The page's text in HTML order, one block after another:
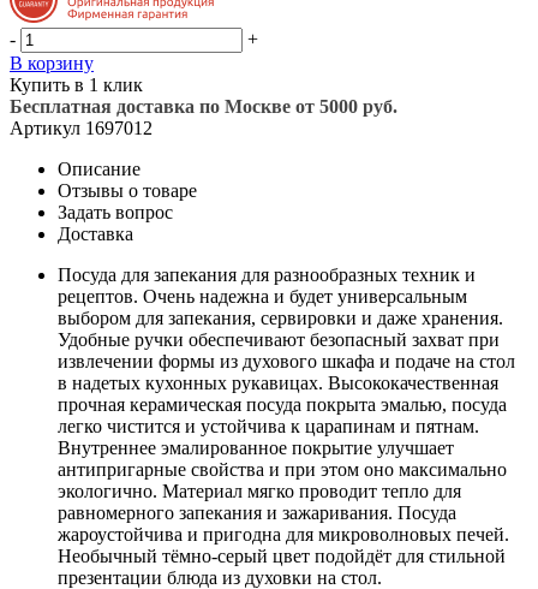
-
+
В корзину
Купить в 1 клик
Бесплатная доставка по Москве от 5000 руб.
Артикул 1697012
Описание
Отзывы о товаре
Задать вопрос
Доставка
Посуда для запекания для разнообразных техник и
рецептов. Очень надежна и будет универсальным
выбором для запекания, сервировки и даже хранения.
Удобные ручки обеспечивают безопасный захват при
извлечении формы из духового шкафа и подаче на стол
в надетых кухонных рукавицах. Высококачественная
прочная керамическая посуда покрыта эмалью, посуда
легко чистится и устойчива к царапинам и пятнам.
Внутреннее эмалированное покрытие улучшает
антипригарные свойства и при этом оно максимально
экологично. Материал мягко проводит тепло для
равномерного запекания и зажаривания. Посуда
жароустойчива и пригодна для микроволновых печей.
Необычный тёмно-серый цвет подойдёт для стильной
презентации блюда из духовки на стол.